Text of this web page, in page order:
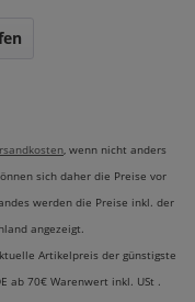
, wenn nicht anders
sich daher die Preise vor
werden die Preise inkl. der
angezeigt.
Artikelpreis der günstigste
ab 70€ Warenwert inkl. USt .